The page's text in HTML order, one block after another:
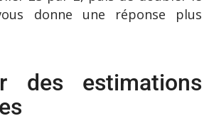
donne une réponse plus
des estimations